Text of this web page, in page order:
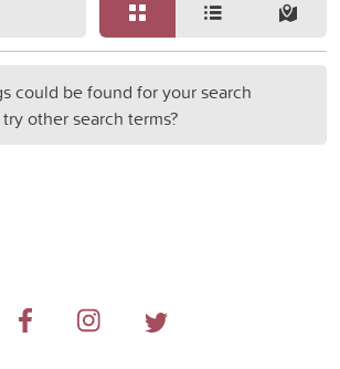
could be found for your search
other search terms?